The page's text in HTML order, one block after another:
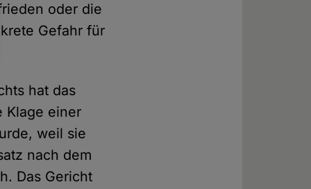
oder die
Gefahr für
hat das
Klage einer
weil sie
nach dem
Das Gericht